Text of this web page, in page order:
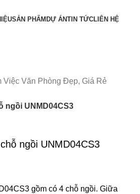
SẢN PHẨM DỰ ÁNTIN TỨCLIÊN HỆ
Việc Văn Phòng Đẹp, Giá Rẻ
ngồi UNMD04CS3
ngồi UNMD04CS3
gồm có 4 chỗ ngồi. Giữa